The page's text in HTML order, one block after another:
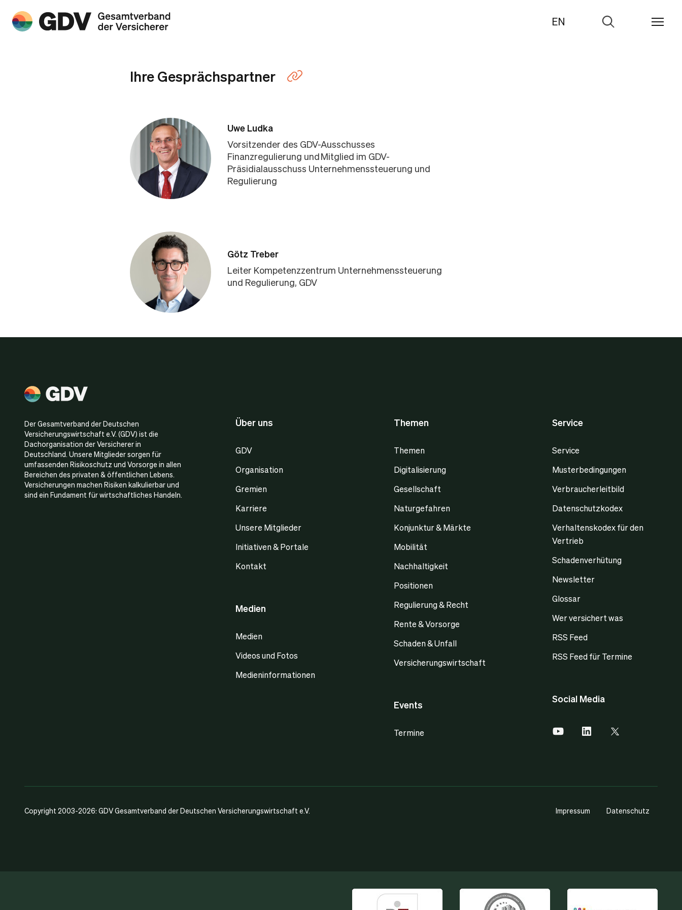
EN
Zur
Ihre Gesprächspartner
Uwe Ludka
Vorsitzender des GDV-Ausschusses
Finanzregulierung und Mitglied im GDV-
Präsidialausschuss Unternehmenssteuerung und
Regulierung
Götz Treber
Leiter Kompetenzzentrum Unternehmenssteuerung
und Regulierung, GDV
Der Gesamtverband der Deutschen
Versicherungswirtschaft e.V. (GDV) ist die
Dachorganisation der Versicherer in
Deutschland. Unsere Mitglieder sorgen für
umfassenden Risikoschutz und Vorsorge in allen
Bereichen des privaten & öffentlichen Lebens.
Versicherungen machen Risiken kalkulierbar und
sind ein Fundament für wirtschaftliches Handeln.
Über uns
GDV
Organisation
Gremien
Karriere
Unsere Mitglieder
Initiativen & Portale
Kontakt
Medien
Medien
Videos und Fotos
Medieninformationen
Themen
Themen
Digitalisierung
Gesellschaft
Naturgefahren
Konjunktur & Märkte
Mobilität
Nachhaltigkeit
Positionen
Regulierung & Recht
Rente & Vorsorge
Schaden & Unfall
Versicherungswirtschaft
Events
Termine
Service
Service
Musterbedingungen
Verbraucherleitbild
Datenschutzkodex
Verhaltenskodex für den
Vertrieb
Schadenverhütung
Newsletter
Glossar
Wer versichert was
RSS Feed
RSS Feed für Termine
Social Media
Copyright 2003-2026: GDV Gesamtverband der Deutschen Versicherungswirtschaft e.V. Impressum Datenschutz